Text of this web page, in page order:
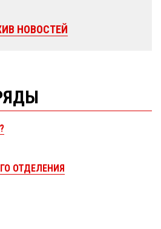
НОВОСТЕЙ
ОТДЕЛЕНИЯ